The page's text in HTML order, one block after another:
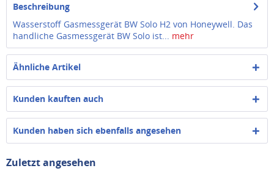
Beschreibung
Wasserstoff Gasmessgerät BW Solo H2 von Honeywell. Das
handliche Gasmessgerät BW Solo ist... mehr
Ähnliche Artikel
Kunden kauften auch
Kunden haben sich ebenfalls angesehen
Zuletzt angesehen